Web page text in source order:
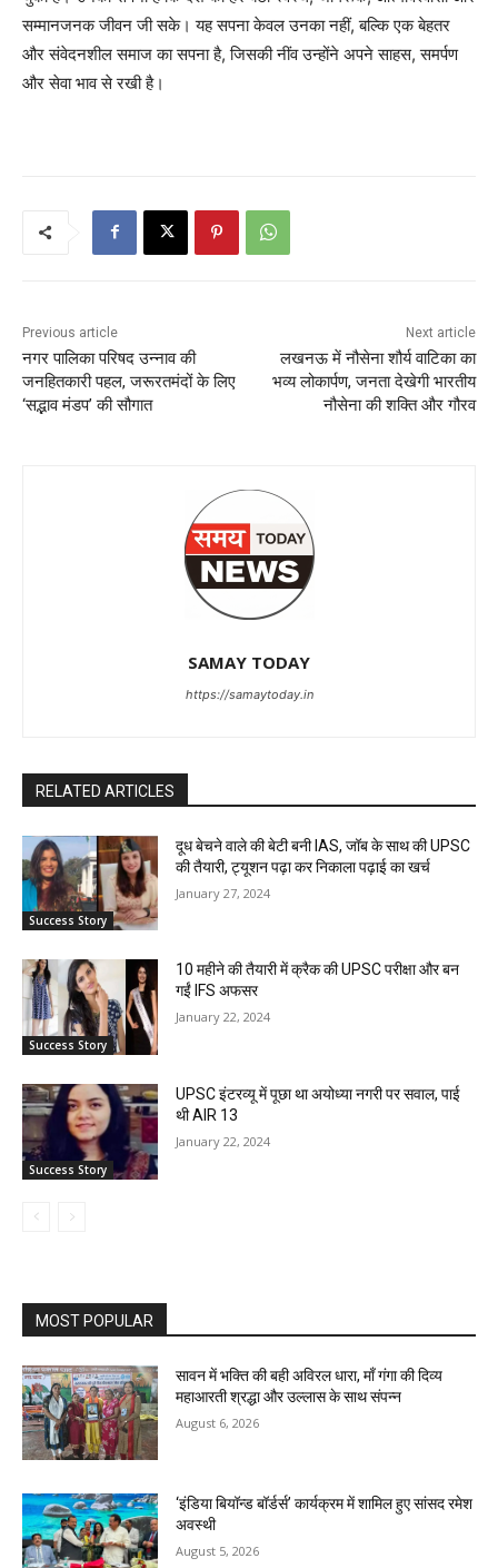
सम्मानजनक जीवन जी सके। यह सपना केवल उनका नहीं, बल्कि एक बेहतर
और संवेदनशील समाज का सपना है, जिसकी नींव उन्होंने अपने साहस, समर्पण
और सेवा भाव से रखी है।
Previous article
नगर पालिका परिषद उन्नाव की
जनहितकारी पहल, जरूरतमंदों के लिए
‘सद्भाव मंडप’ की सौगात
Next article
लखनऊ में नौसेना शौर्य वाटिका का
भव्य लोकार्पण, जनता देखेगी भारतीय
नौसेना की शक्ति और गौरव
SAMAY TODAY
https://samaytoday.in
RELATED ARTICLES
Success Story
दूध बेचने वाले की बेटी बनी IAS, जॉब के साथ की UPSC
की तैयारी, ट्यूशन पढ़ा कर निकाला पढ़ाई का खर्च
January 27, 2024
Success Story
10 महीने की तैयारी में क्रैक की UPSC परीक्षा और बन
गईं IFS अफसर
January 22, 2024
Success Story
UPSC इंटरव्यू में पूछा था अयोध्या नगरी पर सवाल, पाई
थी AIR 13
January 22, 2024
MOST POPULAR
सावन में भक्ति की बही अविरल धारा, माँ गंगा की दिव्य
महाआरती श्रद्धा और उल्लास के साथ संपन्न
August 6, 2026
‘इंडिया बियॉन्ड बॉर्डर्स’ कार्यक्रम में शामिल हुए सांसद रमेश
अवस्थी
August 5, 2026